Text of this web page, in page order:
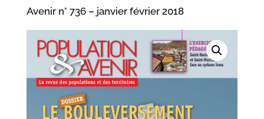
Avenir n° 736 – janvier février 2018